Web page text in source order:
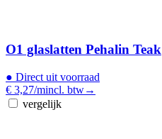
O1 glaslatten Pehalin Teak
● Direct uit voorraad
€ 3,27/mincl. btw→
vergelijk